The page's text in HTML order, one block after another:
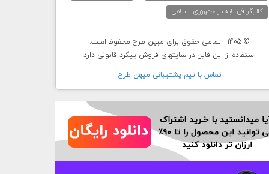
کالیگرافی لایه باز جمهوری اسلامی
© 1405 - تمامی حقوق برای میهن طرح محفوظ است.
استفاده از این فایل در سایتهای فروش پیگرد قانونی دارد
تماس با تيم پشتيبانی ميهن طرح